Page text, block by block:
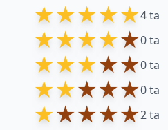
★★★★★4 ta
★★★★★0 ta
★★★★★0 ta
★★★★★0 ta
★★★★★2 ta